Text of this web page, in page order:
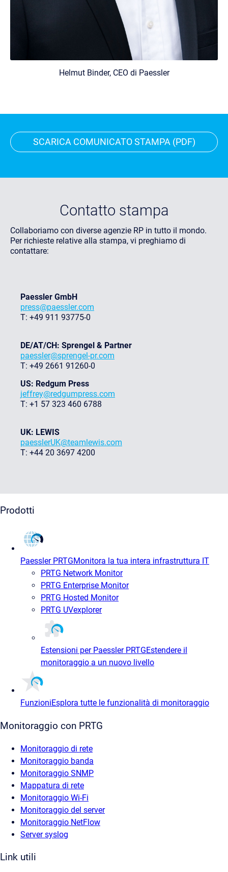
Helmut Binder, CEO di Paessler
SCARICA COMUNICATO STAMPA (PDF)
Contatto stampa
Collaboriamo con diverse agenzie RP in tutto il mondo.
Per richieste relative alla stampa, vi preghiamo di
contattare:
Paessler GmbH
press@paessler.com
T: +49 911 93775-0
DE/AT/CH: Sprengel & Partner
paessler@sprengel-pr.com
T: +49 2661 91260-0
US: Redgum Press
jeffrey@redgumpress.com
T: +1 57 323 460 6788
UK: LEWIS
paesslerUK@teamlewis.com
T: +44 20 3697 4200
Prodotti
Paessler PRTGMonitora la tua intera infrastruttura IT
PRTG Network Monitor
PRTG Enterprise Monitor
PRTG Hosted Monitor
PRTG UVexplorer
Estensioni per Paessler PRTGEstendere il
monitoraggio a un nuovo livello
FunzioniEsplora tutte le funzionalità di monitoraggio
Monitoraggio con PRTG
Monitoraggio di rete
Monitoraggio banda
Monitoraggio SNMP
Mappatura di rete
Monitoraggio Wi-Fi
Monitoraggio del server
Monitoraggio NetFlow
Server syslog
Link utili